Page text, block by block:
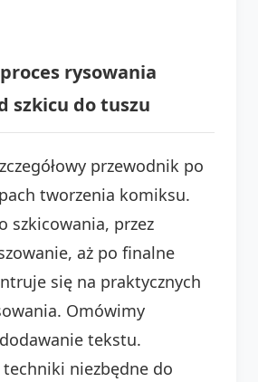
rysowania
szkicu do tuszu
przewodnik po
tworzenia komiksu.
szkicowania, przez
aż po finalne
się na praktycznych
Omówimy
tekstu.
niezbędne do